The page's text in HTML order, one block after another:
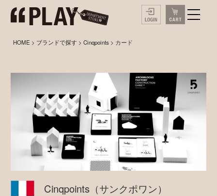
HOME > ブランドで探す >Cinqpoints > カード
Cinqpoints （サンクポワン）